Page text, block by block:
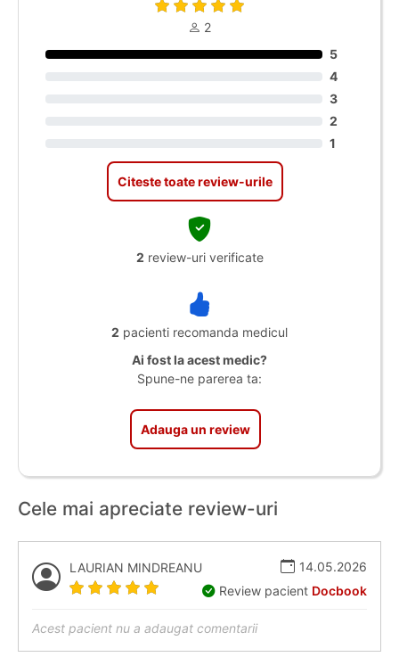
2
5
4
3
2
1
Citeste toate review-urile
2 review-uri verificate
2 pacienti recomanda medicul
Ai fost la acest medic?
Spune-ne parerea ta:
Adauga un review
Cele mai apreciate review-uri
LAURIAN MINDREANU
14.05.2026
Review pacient Docbook
Acest pacient nu a adaugat comentarii